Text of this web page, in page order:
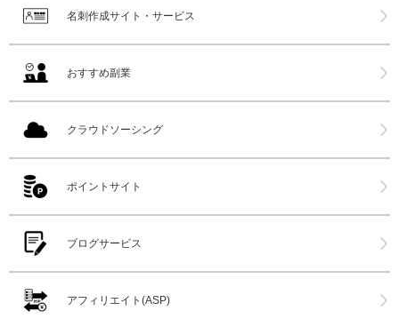
名刺作成サイト・サービス
おすすめ副業
クラウドソーシング
ポイントサイト
ブログサービス
アフィリエイト(ASP)